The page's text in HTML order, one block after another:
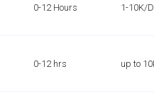
0-12 Hours 1-10K/
0-12 hrs up to